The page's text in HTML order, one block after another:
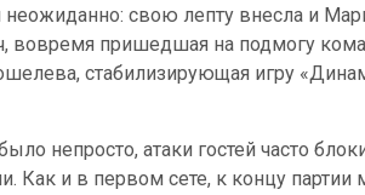
свою лепту внесла и
вовремя пришедшая на подмогу
стабилизирующая игру
непросто, атаки гостей часто
Как и в первом сете, к концу